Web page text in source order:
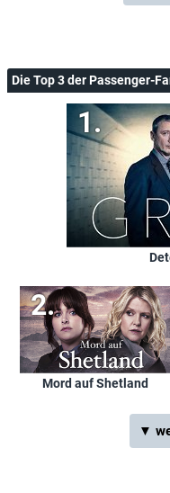
Die Top 3 der Passenger-
Mord auf Shetland
▼